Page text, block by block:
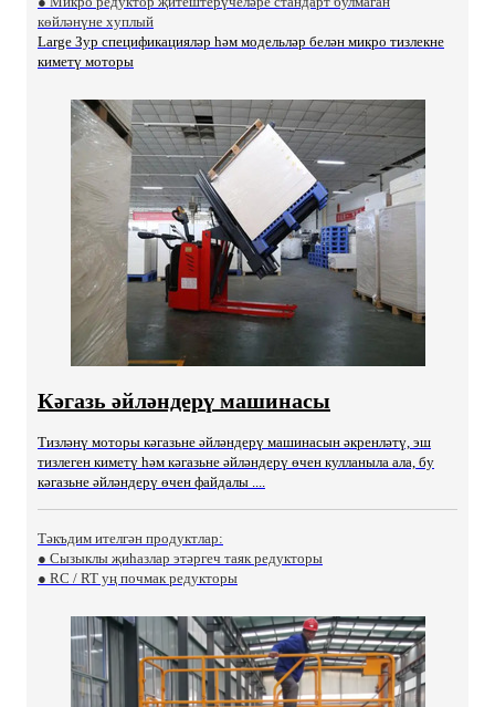
көйләнүне хуплый
Large Зур спецификацияләр һәм модельләр белән микро тизлекне
киметү моторы
Кәгазь әйләндерү машинасы
Тизләнү моторы кәгазьне әйләндерү машинасын әкренләтү, эш
тизлеген киметү һәм кәгазьне әйләндерү өчен кулланыла ала, бу
кәгазьне әйләндерү өчен файдалы ....
Тәкъдим ителгән продуктлар:
● Сызыклы җиһазлар этәргеч таяк редукторы
● RC / RT уң почмак редукторы